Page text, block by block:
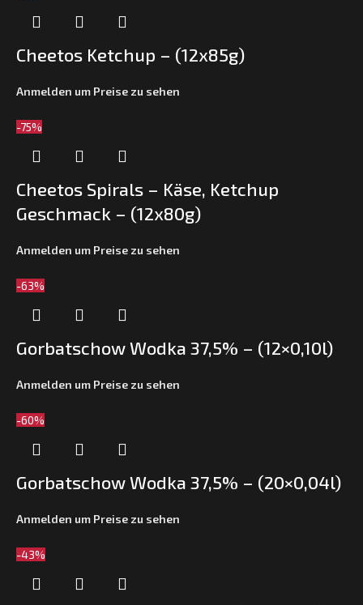
Cheetos Ketchup – (12x85g)
Anmelden um Preise zu sehen
-75%
Cheetos Spirals – Käse, Ketchup
Geschmack – (12x80g)
Anmelden um Preise zu sehen
-63%
Gorbatschow Wodka 37,5% – (12×0,10l)
Anmelden um Preise zu sehen
-60%
Gorbatschow Wodka 37,5% – (20×0,04l)
Anmelden um Preise zu sehen
-43%